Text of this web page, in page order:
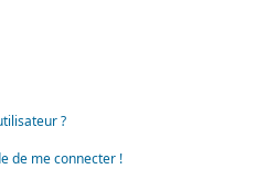
?
de me connecter !